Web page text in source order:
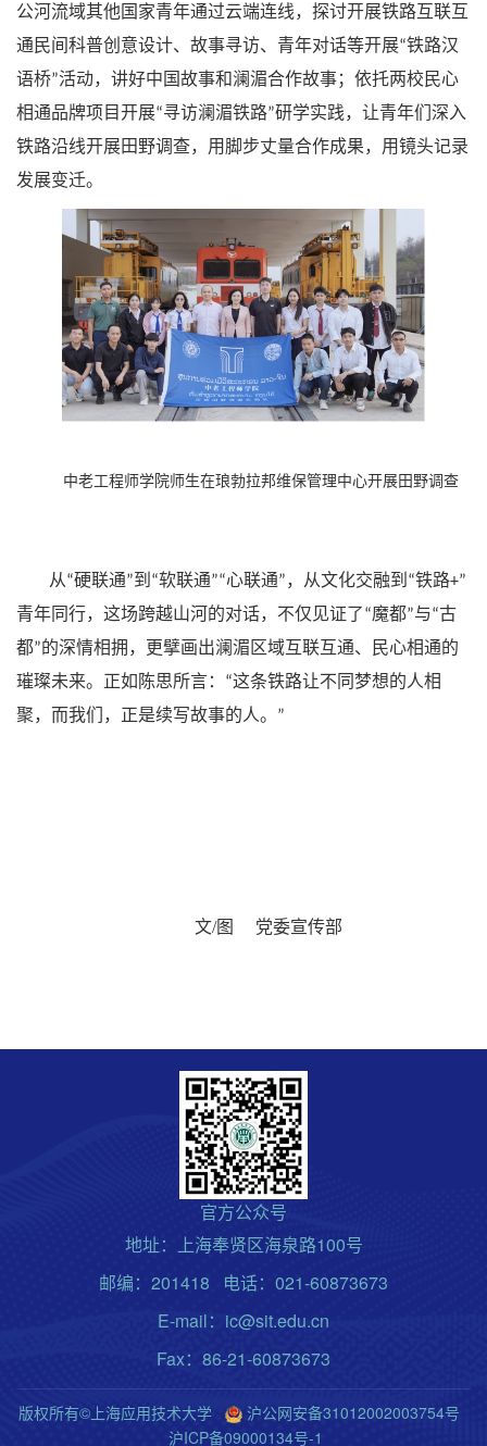
公河流域其他国家青年通过云端连线，探讨开展铁路互联互
通民间科普创意设计、故事寻访、青年对话等开展“铁路汉
语桥”活动，讲好中国故事和澜湄合作故事；依托两校民心
相通品牌项目开展“寻访澜湄铁路”研学实践，让青年们深入
铁路沿线开展田野调查，用脚步丈量合作成果，用镜头记录
发展变迁。
中老工程师学院师生在琅勃拉邦维保管理中心开展田野调查
从“硬联通”到 “软联通”“心联通”，从文化交融到 “铁路+”
青年同行，这场跨越山河的对话，不仅见证了“魔都”与“古
都”的深情相拥，更擘画出澜湄区域互联互通、民心相通的
璀璨未来。正如陈思所言： “这条铁路让不同梦想的人相
聚，而我们，正是续写故事的人。 ”
文/图 党委宣传部
官方公众号
地址：上海奉贤区海泉路100号
邮编：201418 电话：021-60873673
E-mail：ic@sit.edu.cn
Fax：86-21-60873673
版权所有©上海应用技术大学
沪公网安备31012002003754号
沪ICP备09000134号-1